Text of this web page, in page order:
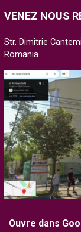
VENEZ NOUS
Str. Dimitrie
Romania
Ouvre dans